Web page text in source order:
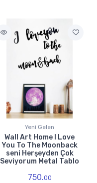
Yeni Gelen
Wall Art Home I Love
You To The Moonback
seni Herşeyden Çok
Seviyorum Metal Tablo
750.00